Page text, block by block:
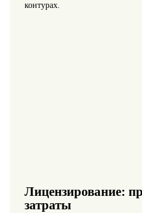
контурах.
Лицензирование:
затраты